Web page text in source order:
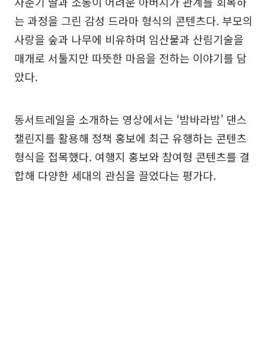
는 과정을 그린 감성 드라마 형식의 콘텐츠다. 부모의
사랑을 숲과 나무에 비유하며 임산물과 산림기술을
매개로 서툴지만 따뜻한 마음을 전하는 이야기를 담
았다.
동서트레일을 소개하는 영상에서는 ‘밤바라밤’ 댄스
챌린지를 활용해 정책 홍보에 최근 유행하는 콘텐츠
형식을 접목했다. 여행지 홍보와 참여형 콘텐츠를 결
합해 다양한 세대의 관심을 끌었다는 평가다.